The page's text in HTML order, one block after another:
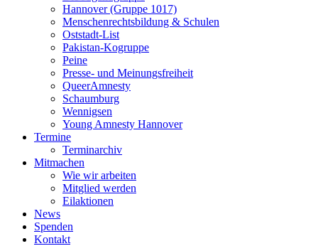
Hannover (Gruppe 1017)
Menschenrechtsbildung & Schulen
Oststadt-List
Pakistan-Kogruppe
Peine
Presse- und Meinungsfreiheit
QueerAmnesty
Schaumburg
Wennigsen
Young Amnesty Hannover
Termine
Terminarchiv
Mitmachen
Wie wir arbeiten
Mitglied werden
Eilaktionen
News
Spenden
Kontakt